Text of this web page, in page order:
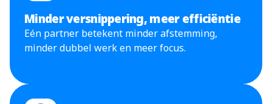
Minder versnippering, meer efficiëntie
Eén partner betekent minder afstemming,
minder dubbel werk en meer focus.